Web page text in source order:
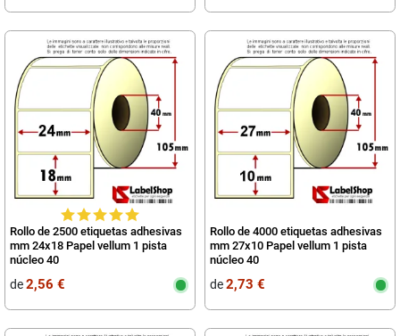
Rollo de 2500 etiquetas adhesivas
mm 24x18 Papel vellum 1 pista
núcleo 40
de2,56 €
Rollo de 4000 etiquetas adhesivas
mm 27x10 Papel vellum 1 pista
núcleo 40
de2,73 €